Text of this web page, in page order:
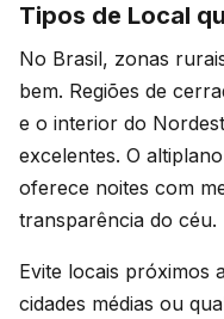
Tipos de Local
No Brasil, zonas
bem. Regiões de
e o interior do
excelentes. O
oferece noites com
transparência do céu.
Evite locais próximos
cidades médias ou